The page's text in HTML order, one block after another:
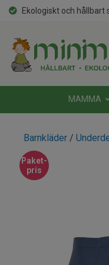
Ekologiskt och hållbart
MAMMA
Barnkläder /
Paket-
pris